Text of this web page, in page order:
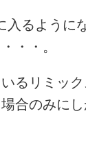
入るように
・・。
るリミッ
合のみに